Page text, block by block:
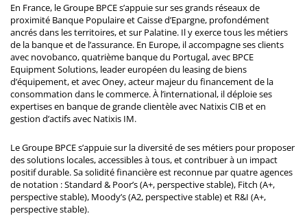
En France, le Groupe BPCE s’appuie sur ses grands réseaux de
proximité Banque Populaire et Caisse d’Epargne, profondément
ancrés dans les territoires, et sur Palatine. Il y exerce tous les métiers
de la banque et de l’assurance. En Europe, il accompagne ses clients
avec novobanco, quatrième banque du Portugal, avec BPCE
Equipment Solutions, leader européen du leasing de biens
d’équipement, et avec Oney, acteur majeur du financement de la
consommation dans le commerce. À l’international, il déploie ses
expertises en banque de grande clientèle avec Natixis CIB et en
gestion d’actifs avec Natixis IM.
Le Groupe BPCE s’appuie sur la diversité de ses métiers pour proposer
des solutions locales, accessibles à tous, et contribuer à un impact
positif durable. Sa solidité financière est reconnue par quatre agences
de notation : Standard & Poor’s (A+, perspective stable), Fitch (A+,
perspective stable), Moody’s (A2, perspective stable) et R&I (A+,
perspective stable).